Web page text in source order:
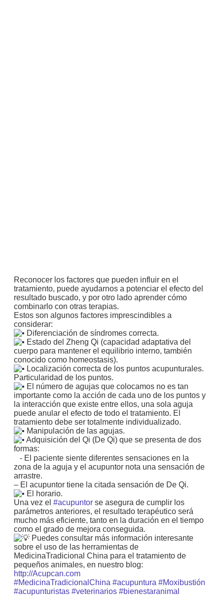
Reconocer los factores que pueden influir en el
tratamiento, puede ayudarnos a potenciar el efecto del
resultado buscado, y por otro lado aprender cómo
combinarlo con otras terapias.
Estos son algunos factores imprescindibles a
considerar:
Diferenciación de síndromes correcta.
Estado del Zheng Qi (capacidad adaptativa del
cuerpo para mantener el equilibrio interno, también
conocido como homeostasis).
Localización correcta de los puntos acupunturales.
Particularidad de los puntos.
El número de agujas que colocamos no es tan
importante como la acción de cada uno de los puntos y
la interacción que existe entre ellos, una sola aguja
puede anular el efecto de todo el tratamiento. El
tratamiento debe ser totalmente individualizado.
Manipulación de las agujas.
Adquisición del Qi (De Qi) que se presenta de dos
formas:
⠀- El paciente siente diferentes sensaciones en la
zona de la aguja y el acupuntor nota una sensación de
arrastre.
– El acupuntor tiene la citada sensación de De Qi.
El horario.
Una vez el #acupuntor se asegura de cumplir los
parámetros anteriores, el resultado terapéutico será
mucho más eficiente, tanto en la duración en el tiempo
como el grado de mejora conseguida.
Puedes consultar más información interesante
sobre el uso de las herramientas de
MedicinaTradicional China para el tratamiento de
pequeños animales, en nuestro blog:
http://Acupcan.com
#MedicinaTradicionalChina #acupuntura #Moxibustión
#acupunturistas #veterinarios #bienestaranimal